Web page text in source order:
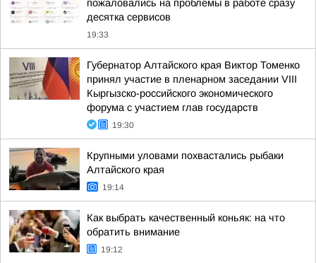
пожаловались на проблемы в работе сразу
десятка сервисов
19:33
Губернатор Алтайского края Виктор Томенко
принял участие в пленарном заседании VIII
Кыргызско-российского экономического
форума с участием глав государств
19:30
Крупными уловами похвастались рыбаки
Алтайского края
19:14
Как выбрать качественный коньяк: на что
обратить внимание
19:12